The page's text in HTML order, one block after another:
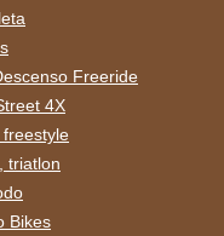
Freeride
4X
freestyle
triatlon
Bikes